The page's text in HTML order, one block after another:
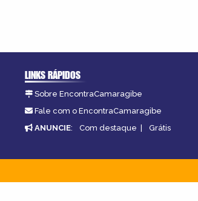
LINKS RÁPIDOS
Sobre EncontraCamaragibe
Fale com o EncontraCamaragibe
ANUNCIE: Com destaque | Grátis